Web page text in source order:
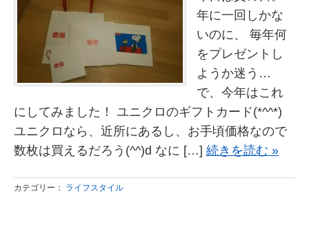
年に一回しかな
いのに、 毎年何
をプレゼントし
ようか迷う…
で、今年はこれ
にしてみました！ ユニクロのギフトカード(*^^*)
ユニクロなら、近所にあるし、お手頃価格なので
数枚は買えるだろう(^^)d なに […] 続きを読む »
カテゴリー： ライフスタイル